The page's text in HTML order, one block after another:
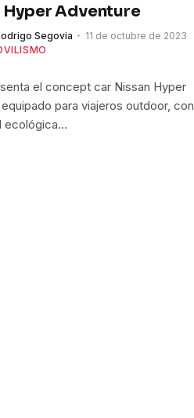
Hyper Adventure
Segovia
11 de octubre de 2023
el concept car Nissan Hyper
para viajeros outdoor, con
ecológica…